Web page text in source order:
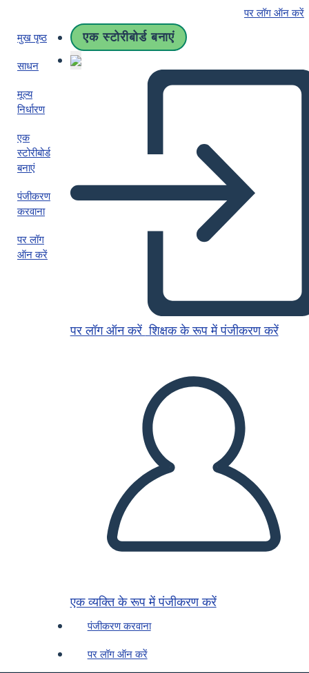
पर लॉग ऑन करें
मुख पृष्ठ
साधन
मूल्य
निर्धारण
एक
स्टोरीबोर्ड
बनाएं
पंजीकरण
करवाना
पर लॉग
ऑन करें
एक स्टोरीबोर्ड बनाएं
पर लॉग ऑन करें शिक्षक के रूप में पंजीकरण करें
एक व्यक्ति के रूप में पंजीकरण करें
पंजीकरण करवाना
पर लॉग ऑन करें